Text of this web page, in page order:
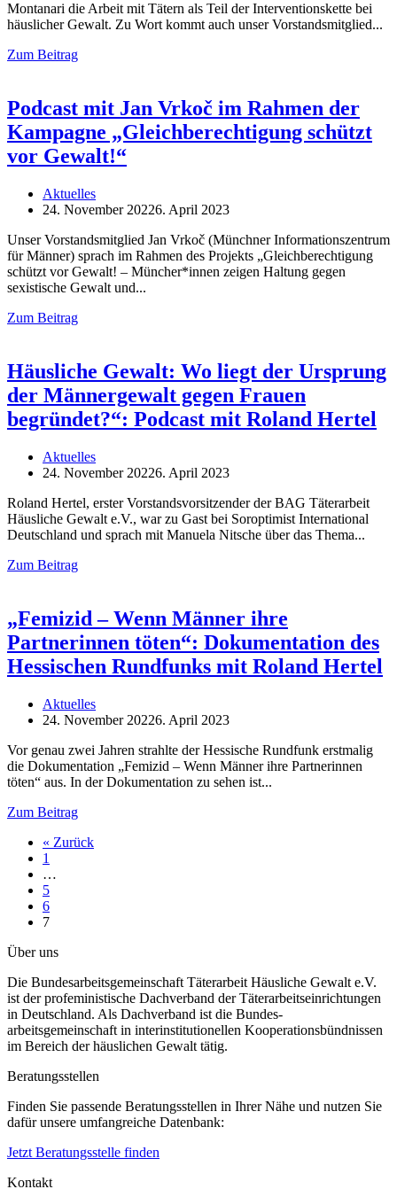
Montanari die Arbeit mit Tätern als Teil der Interventionskette bei
häuslicher Gewalt. Zu Wort kommt auch unser Vorstandsmitglied
Zum Beitrag
Podcast mit Jan Vrkoč im Rahmen der
Kampagne „Gleichberechtigung schützt
vor Gewalt!“
Aktuelles
24. November 20226. April 2023
Unser Vorstandsmitglied Jan Vrkoč (Münchner Informationszentrum
für Männer) sprach im Rahmen des Projekts „Gleichberechtigung
schützt vor Gewalt! – Müncher*innen zeigen Haltung gegen
sexistische Gewalt und
Zum Beitrag
Häusliche Gewalt: Wo liegt der Ursprung
der Männergewalt gegen Frauen
begründet?“: Podcast mit Roland Hertel
Aktuelles
24. November 20226. April 2023
Roland Hertel, erster Vorstandsvorsitzender der BAG Täterarbeit
Häusliche Gewalt e.V., war zu Gast bei Soroptimist International
Deutschland und sprach mit Manuela Nitsche über das Thema
Zum Beitrag
„Femizid – Wenn Männer ihre
Partnerinnen töten“: Dokumentation des
Hessischen Rundfunks mit Roland Hertel
Aktuelles
24. November 20226. April 2023
Vor genau zwei Jahren strahlte der Hessische Rundfunk erstmalig
die Dokumentation „Femizid – Wenn Männer ihre Partnerinnen
töten“ aus. In der Dokumentation zu sehen ist
Zum Beitrag
« Zurück
1
…
5
6
7
Über uns
Die Bundesarbeitsgemeinschaft Täterarbeit Häusliche Gewalt e.V.
ist der profeministische Dachverband der Täterarbeitseinrichtungen
in Deutschland. Als Dachverband ist die Bundes-
arbeitsgemeinschaft in interinstitutionellen Kooperationsbündnissen
im Bereich der häuslichen Gewalt tätig.
Beratungsstellen
Finden Sie passende Beratungsstellen in Ihrer Nähe und nutzen Sie
dafür unsere umfangreiche Datenbank:
Jetzt Beratungsstelle finden
Kontakt